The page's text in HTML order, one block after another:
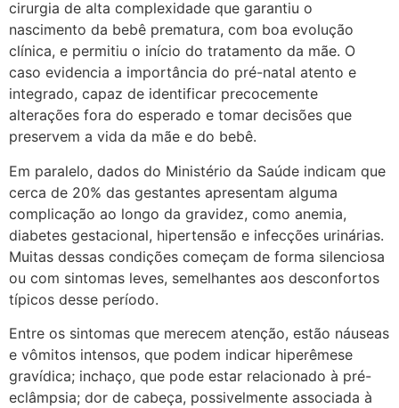
cirurgia de alta complexidade que garantiu o
nascimento da bebê prematura, com boa evolução
clínica, e permitiu o início do tratamento da mãe. O
caso evidencia a importância do pré-natal atento e
integrado, capaz de identificar precocemente
alterações fora do esperado e tomar decisões que
preservem a vida da mãe e do bebê.
Em paralelo, dados do Ministério da Saúde indicam que
cerca de 20% das gestantes apresentam alguma
complicação ao longo da gravidez, como anemia,
diabetes gestacional, hipertensão e infecções urinárias.
Muitas dessas condições começam de forma silenciosa
ou com sintomas leves, semelhantes aos desconfortos
típicos desse período.
Entre os sintomas que merecem atenção, estão náuseas
e vômitos intensos, que podem indicar hiperêmese
gravídica; inchaço, que pode estar relacionado à pré-
eclâmpsia; dor de cabeça, possivelmente associada à